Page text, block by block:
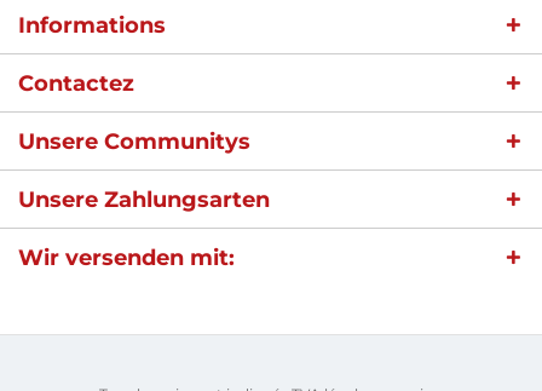
Informations
Contactez
Unsere Communitys
Unsere Zahlungsarten
Wir versenden mit: